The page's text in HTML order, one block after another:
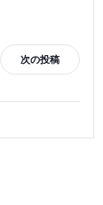
次の投稿